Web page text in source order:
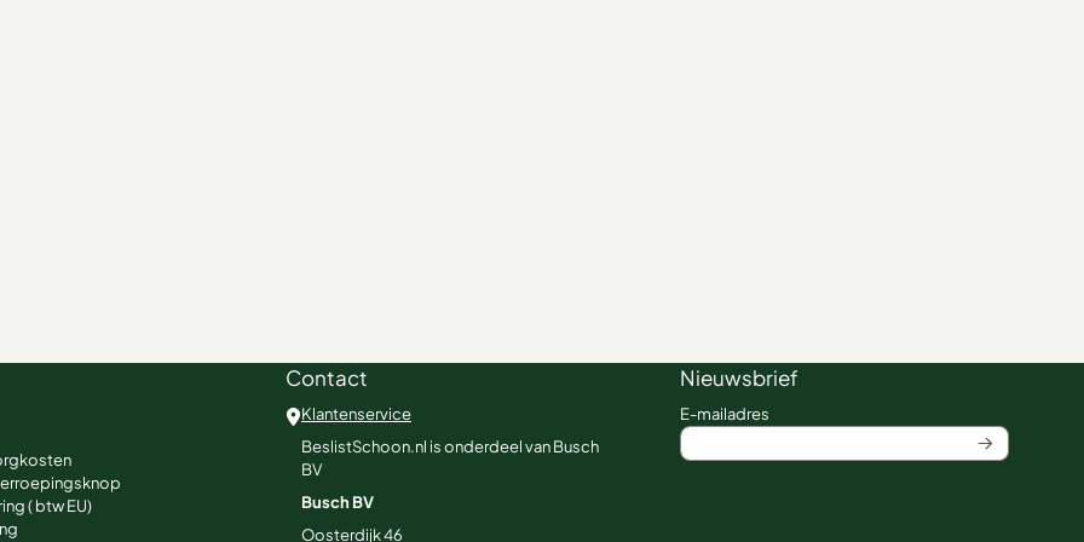
( btw EU)
Contact
Klantenservice
BeslistSchoon.nl is onderdeel van Busch
BV
Busch BV
Oosterdijk 46
Nieuwsbrief
E-mailadresVul je e-mailadres in voor de nieuwsbrief